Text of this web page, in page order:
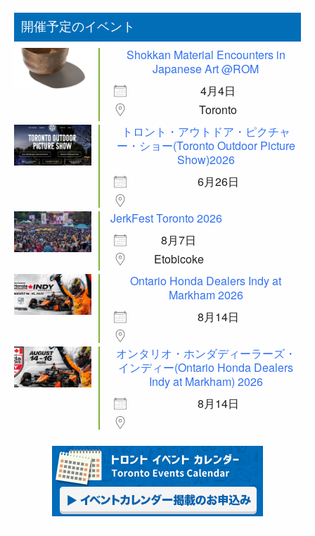
開催予定のイベント
Shokkan Material Encounters in
Japanese Art @ROM
4月4日
Toronto
トロント・アウトドア・ピクチャ
ー・ショー(Toronto Outdoor Picture
Show)2026
6月26日
JerkFest Toronto 2026
8月7日
Etobicoke
Ontario Honda Dealers Indy at
Markham 2026
8月14日
オンタリオ・ホンダディーラーズ・
インディー(Ontario Honda Dealers
Indy at Markham) 2026
8月14日